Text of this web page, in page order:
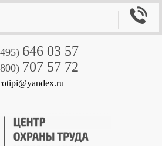
646 03 57
707 57 72
